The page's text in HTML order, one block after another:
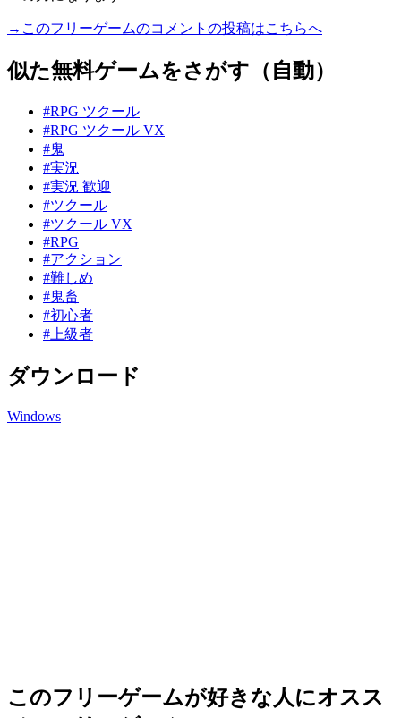
→このフリーゲームのコメントの投稿はこちらへ
似た無料ゲームをさがす（自動）
#RPG ツクール
#RPG ツクール VX
#鬼
#実況
#実況 歓迎
#ツクール
#ツクール VX
#RPG
#アクション
#難しめ
#鬼畜
#初心者
#上級者
ダウンロード
Windows
このフリーゲームが好きな人にオスス